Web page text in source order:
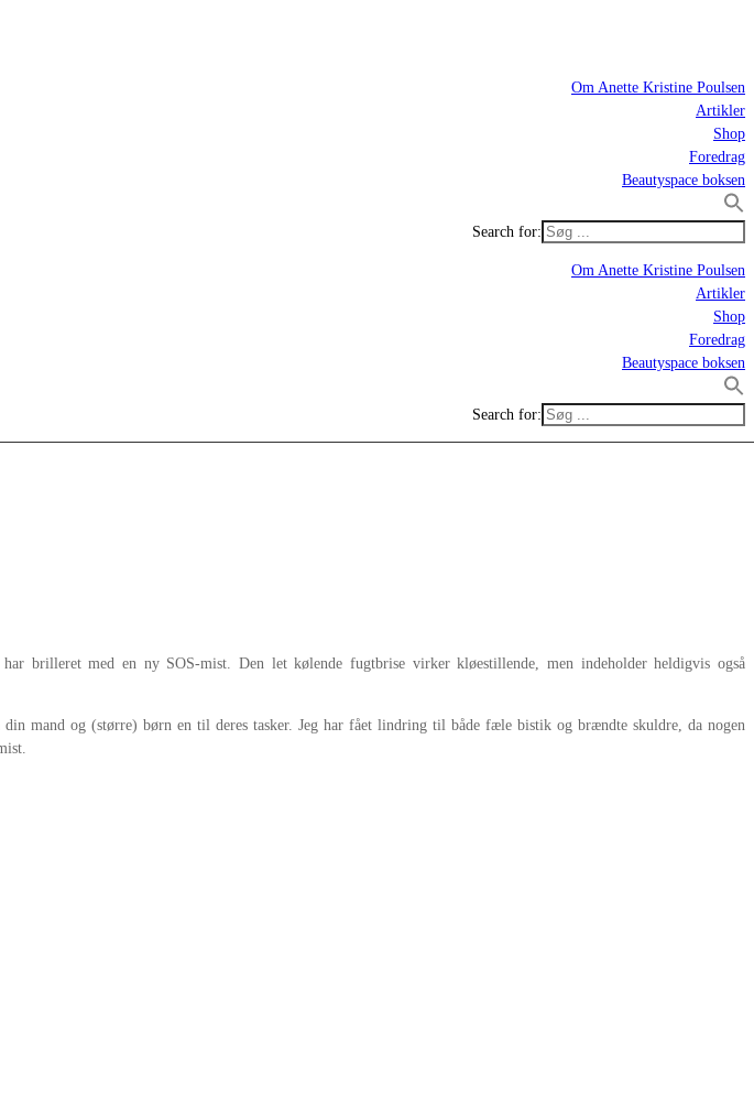
Om Anette Kristine Poulsen
Artikler
Shop
Foredrag
Beautyspace boksen
Search for:
Om Anette Kristine Poulsen
Artikler
Shop
Foredrag
Beautyspace boksen
Search for:
brilleret med en ny SOS-mist. Den let kølende fugtbrise virker kløestillende, men indeholder heldigvis også
mand og (større) børn en til deres tasker. Jeg har fået lindring til både fæle bistik og brændte skuldre, da nogen